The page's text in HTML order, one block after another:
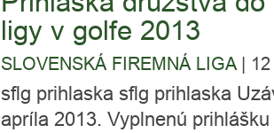
ligy v golfe 2013
SLOVENSKÁ FIREMNÁ LIGA|
sflg prihlaska sflg prihlaska
apríla 2013. Vyplnenú